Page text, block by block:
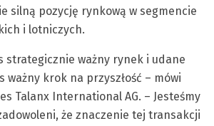
silną pozycję rynkową w segmencie
i lotniczych.
strategicznie ważny rynek i udane
ważny krok na przyszłość – mówi
Talanx International AG. – Jesteśmy
że znaczenie tej transakcji